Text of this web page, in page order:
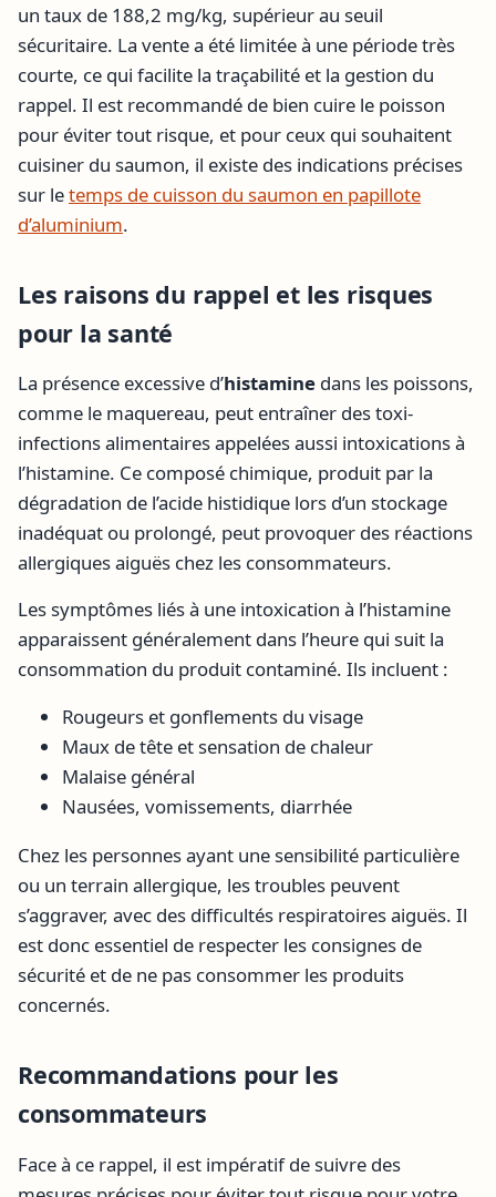
un taux de 188,2 mg/kg, supérieur au seuil
sécuritaire. La vente a été limitée à une période très
courte, ce qui facilite la traçabilité et la gestion du
rappel. Il est recommandé de bien cuire le poisson
pour éviter tout risque, et pour ceux qui souhaitent
cuisiner du saumon, il existe des indications précises
sur letemps de cuisson du saumon en papillote
d’aluminium.
Les raisons du rappel et les risques
pour la santé
La présence excessive d’histamine dans les poissons,
comme le maquereau, peut entraîner des toxi-
infections alimentaires appelées aussi intoxications à
l’histamine. Ce composé chimique, produit par la
dégradation de l’acide histidique lors d’un stockage
inadéquat ou prolongé, peut provoquer des réactions
allergiques aiguës chez les consommateurs.
Les symptômes liés à une intoxication à l’histamine
apparaissent généralement dans l’heure qui suit la
consommation du produit contaminé. Ils incluent :
Rougeurs et gonflements du visage
Maux de tête et sensation de chaleur
Malaise général
Nausées, vomissements, diarrhée
Chez les personnes ayant une sensibilité particulière
ou un terrain allergique, les troubles peuvent
s’aggraver, avec des difficultés respiratoires aiguës. Il
est donc essentiel de respecter les consignes de
sécurité et de ne pas consommer les produits
concernés.
Recommandations pour les
consommateurs
Face à ce rappel, il est impératif de suivre des